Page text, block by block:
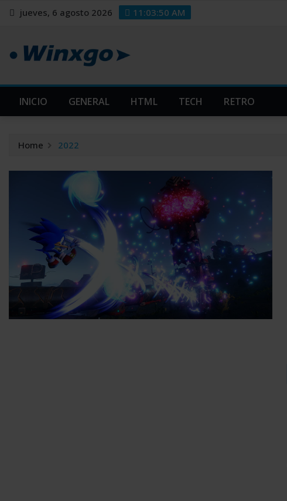
Skip jueves, 6 agosto 2026 11:03:51 AM
INICIO GENERAL HTML TECH RETRO
Home 2022
modal-check
modal-check